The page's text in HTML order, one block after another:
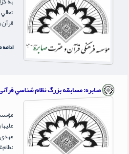
صابره: مسابقه بزرگ نظام شناسي قرآنی با اهدای